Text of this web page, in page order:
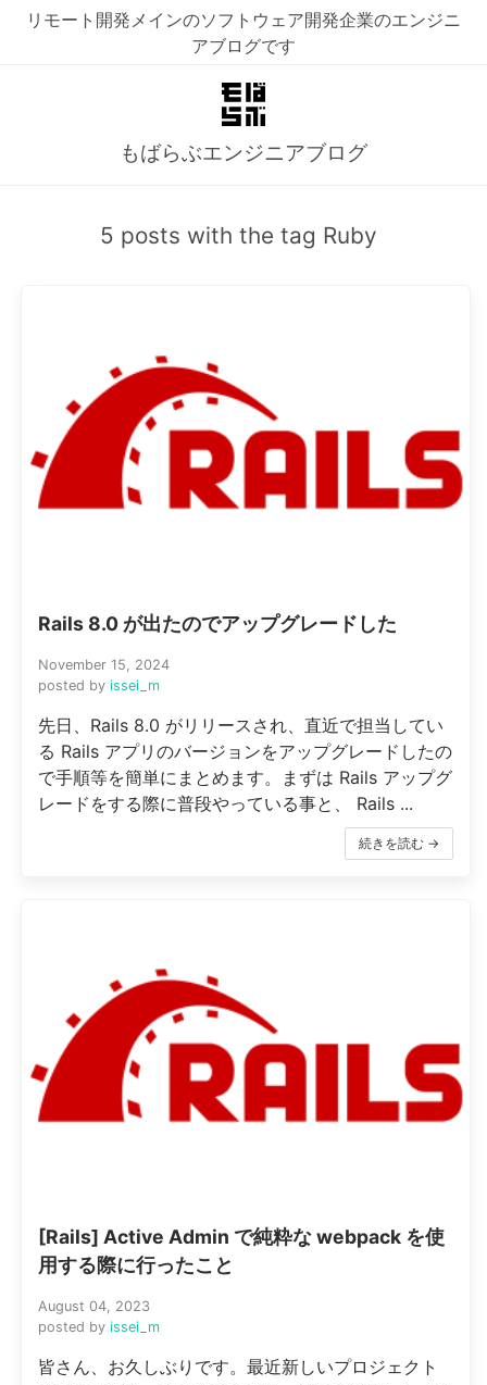
リモート開発メインのソフトウェア開発企業のエンジニ
アブログです
もばらぶエンジニアブログ
5 posts with the tag Ruby
Rails 8.0 が出たのでアップグレードした
November 15, 2024
posted by issei_m
先日、Rails 8.0 がリリースされ、直近で担当してい
る Rails アプリのバージョンをアップグレードしたの
で手順等を簡単にまとめます。まずは Rails アップグ
レードをする際に普段やっている事と、 Rails ...
続きを読む →
[Rails] Active Admin で純粋な webpack を使
用する際に行ったこと
August 04, 2023
posted by issei_m
皆さん、お久しぶりです。最近新しいプロジェクト